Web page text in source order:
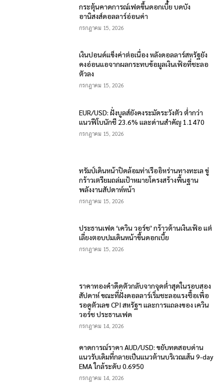
กระตุ้นคาดการณ์เฟดขึ้นดอกเบี้ย บดบัง
อานิสงส์ดอลลาร์อ่อนค่า
กรกฎาคม 15, 2026
เงินปอนด์แข็งค่าต่อเนื่อง หลังดอลลาร์สหรัฐยัง
คงอ่อนแอจากผลกระทบข้อมูลเงินเฟ้อที่ชะลอ
ตัวลง
กรกฎาคม 15, 2026
EUR/USD: ฝั่งบูลส์ยังคงระมัดระวังตัว ต่ำกว่า
แนวฟีโบนักชี 23.6% และด่านสำคัญ 1.1470
กรกฎาคม 15, 2026
ทรัมป์เดินหน้าปิดล้อมท่าเรืออิหร่านทางทะเล ขู่
กร้าวเตรียมถล่มเป้าหมายโครงสร้างพื้นฐาน
พลังงานสัปดาห์หน้า
กรกฎาคม 15, 2026
ประธานเฟด ‘เควิน วอร์ช’ กร้าวต้านเงินเฟ้อ แต่
เลี่ยงตอบปมเดินหน้าขึ้นดอกเบี้ย
กรกฎาคม 15, 2026
ราคาทองคำดีดตัวกลับจากจุดต่ำสุดในรอบสอง
สัปดาห์ ขณะที่ฝั่งดอลลาร์เริ่มชะลอแรงซื้อเพื่อ
รอดูตัวเลข CPI สหรัฐฯ และการแถลงของ เควิน
วอร์ช ประธานเฟด
กรกฎาคม 14, 2026
คาดการณ์ราคา AUD/USD: ขยับทดสอบด่าน
แนวรับเดิมที่กลายเป็นแนวต้านบริเวณเส้น 9-day
EMA ใกล้ระดับ 0.6950
กรกฎาคม 14, 2026